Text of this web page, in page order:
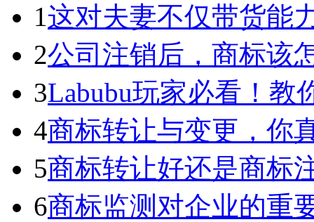
1这对夫妻不仅带货能
2公司注销后，商标该
3Labubu玩家必看！教
4商标转让与变更，你
5商标转让好还是商标
6商标监测对企业的重